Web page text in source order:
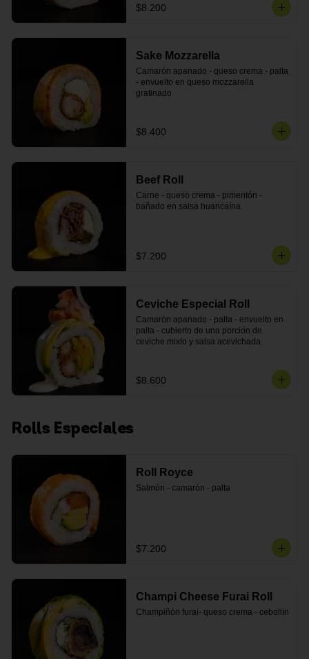
$8.200
Sake Mozzarella
Camarón apanado - queso crema - palta
- envuelto en queso mozzarella
gratinado
$8.400
Beef Roll
Carne - queso crema - pimentón -
bañado en salsa huancaína
$7.200
Ceviche Especial Roll
Camarón apanado - palta - envuelto en
palta - cubierto de una porción de
ceviche mixto y salsa acevichada
$8.600
Rolls Especiales
Roll Royce
Salmón - camarón - palta
$7.200
Champi Cheese Furai Roll
Champiñón furai- queso crema - cebollín